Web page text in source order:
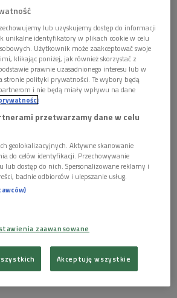
wieczny fresk z kolegiaty w San Gimignano we
jorisvo
historii, poetką i tłumaczką,
z historii kultury, m.in.: "Życie codzienne
w epoce Wazów", "Pompeje –
Wędrówki z historią w tle", "Gawędy o
kręgu sztuki", "Sztuka pisania nie tylko o
Włochy podczas drugiej wojny
wiedzę o sztukach pięknych i
II Polskiego Radia w cyklu
stronę sztuki". Tym razem tematy jej
malarzy,
Jezusa w świetle nowych ustaleń nauki
lub uzyskujemy dostęp do informacji
unikalne identyfikatory w plikach cookie w celu
Użytkownik może zaakceptować swoje
klikając poniżej, jak również skorzystać z
prawnie uzasadnionego interesu lub w
stronie polityki prywatności. Te wybory będą
i nie będą miały wpływu na dane
przetwarzamy dane w celu
geolokalizacyjnych. Aktywne skanowanie
do celów identyfikacji. Przechowywanie
dostęp do nich. Spersonalizowane reklamy i
badnie odbiorców i ulepszanie usług.
zaawansowane
Akceptuję wszystkie